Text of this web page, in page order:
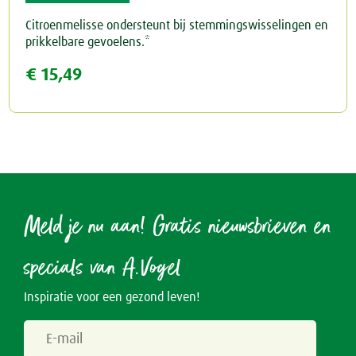
Rust & Slaap
Rust & Ontspanning
Spieren & Gewrichten
Spieren
Overig
Pollinosan
Prostaforce
Citroenmelisse ondersteunt bij stemmingswisselingen en
prikkelbare gevoelens.*
€ 15,49
Meld je nu aan! Gratis nieuwsbrieven en
specials van A.Vogel
Inspiratie voor een gezond leven!